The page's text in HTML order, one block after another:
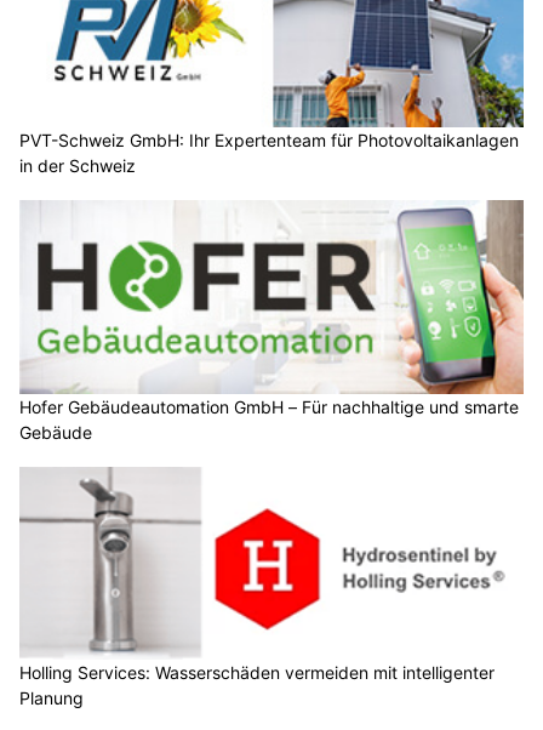
PVT-Schweiz GmbH: Ihr Expertenteam für Photovoltaikanlagen
in der Schweiz
Hofer Gebäudeautomation GmbH – Für nachhaltige und smarte
Gebäude
Holling Services: Wasserschäden vermeiden mit intelligenter
Planung